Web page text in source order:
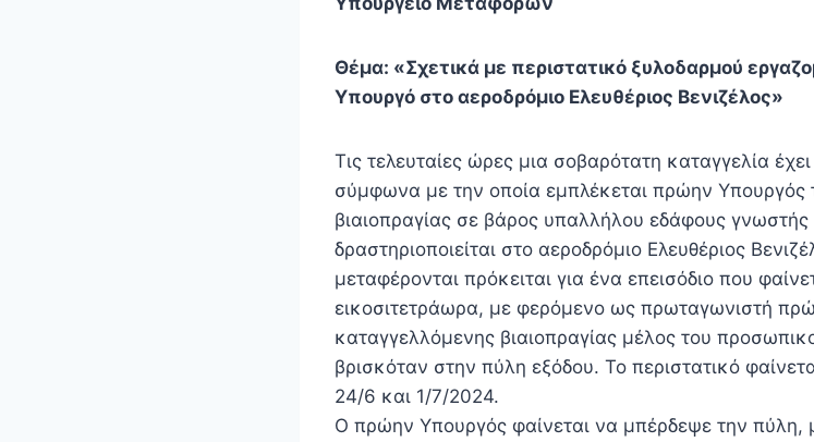
Θέμα: «Σχετικά με περιστατικό ξυλοδαρμού
Υπουργό στο αεροδρόμιο Ελευθέριος Βενιζέλος»
Τις τελευταίες ώρες μια σοβαρότατη καταγγελία
σύμφωνα με την οποία εμπλέκεται πρώην Υπουργός
βιαιοπραγίας σε βάρος υπαλλήλου εδάφους γνωστής
δραστηριοποιείται στο αεροδρόμιο Ελευθέριος
μεταφέρονται πρόκειται για ένα επεισόδιο που
εικοσιτετράωρα, με φερόμενο ως πρωταγωνιστή
καταγγελλόμενης βιαιοπραγίας μέλος του
βρισκόταν στην πύλη εξόδου. Το περιστατικό
24/6 και 1/7/2024.
Ο πρώην Υπουργός φαίνεται να μπέρδεψε την πύλη,